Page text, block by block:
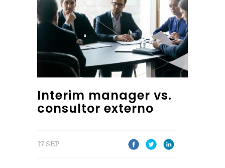
Interim manager vs.
consultor externo
17 SEP